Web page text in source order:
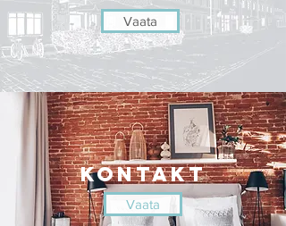
Vaata
Kontakt
Vaata